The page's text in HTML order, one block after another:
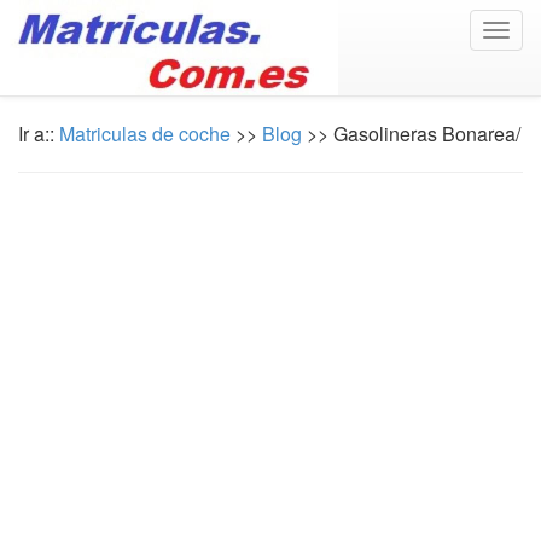
Ir a:: Matriculas de coche >> Blog >> Gasolineras Bonarea/